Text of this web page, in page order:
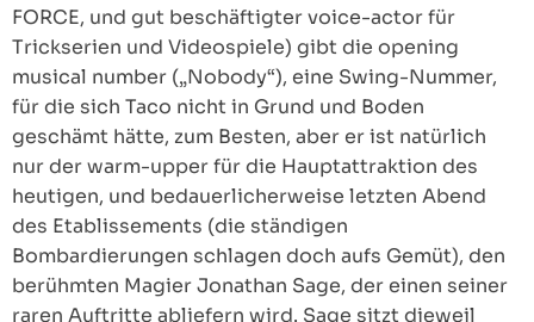
FORCE, und gut beschäftigter voice-actor für
Trickserien und Videospiele) gibt die opening
musical number („Nobody“), eine Swing-Nummer,
für die sich Taco nicht in Grund und Boden
geschämt hätte, zum Besten, aber er ist natürlich
nur der warm-upper für die Hauptattraktion des
heutigen, und bedauerlicherweise letzten Abend
des Etablissements (die ständigen
Bombardierungen schlagen doch aufs Gemüt), den
berühmten Magier Jonathan Sage, der einen seiner
raren Auftritte abliefern wird. Sage sitzt dieweil